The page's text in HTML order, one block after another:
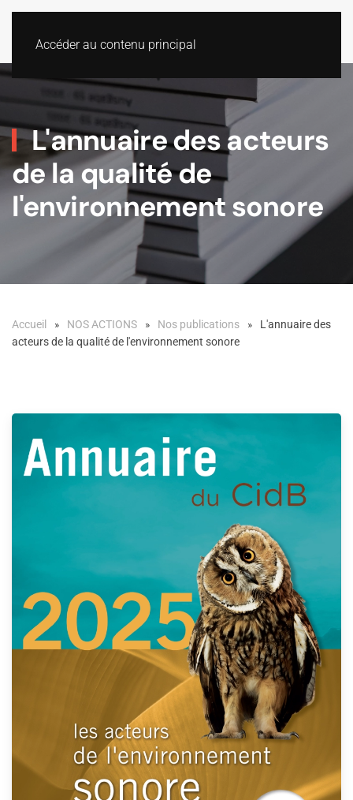
Accéder au contenu principal
L'annuaire des acteurs
de la qualité de
l'environnement sonore
Accueil NOS ACTIONS Nos publications
L'annuaire des
acteurs de la qualité de l'environnement sonore